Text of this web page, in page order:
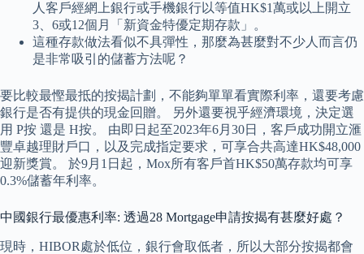
人客戶經網上銀行或手機銀行以等值HK$1萬或以上開立
3、6或12個月「新資金特優定期存款」。
這種存款做法看似不具彈性，那麼為甚麼對不少人而言仍
是非常吸引的儲蓄方法呢？
要比較最慳最抵的按揭計劃，不能夠單單看實際利率，還要考慮
銀行是否有提供的現金回贈。 另外還要視乎經濟環境，決定選
用 P按 還是 H按。 由即日起至2023年6月30日，客戶成功開立滙
豐卓越理財戶口，以及完成指定要求，可享合共高達HK$48,000
迎新獎賞。 於9月1日起，Mox所有客戶首HK$50萬存款均可享
0.3%儲蓄年利率。
中國銀行最優惠利率: 透過28 Mortgage申請按揭有甚麼好處？
現時，HIBOR處於低位，銀行會取低者，所以大部分按揭都會